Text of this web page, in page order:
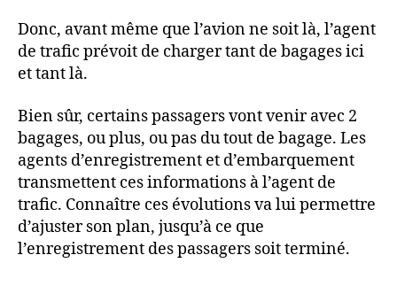
Donc, avant même que l’avion ne soit là, l’agent
de trafic prévoit de charger tant de bagages ici
et tant là.
Bien sûr, certains passagers vont venir avec 2
bagages, ou plus, ou pas du tout de bagage. Les
agents d’enregistrement et d’embarquement
transmettent ces informations à l’agent de
trafic. Connaître ces évolutions va lui permettre
d’ajuster son plan, jusqu’à ce que
l’enregistrement des passagers soit terminé.